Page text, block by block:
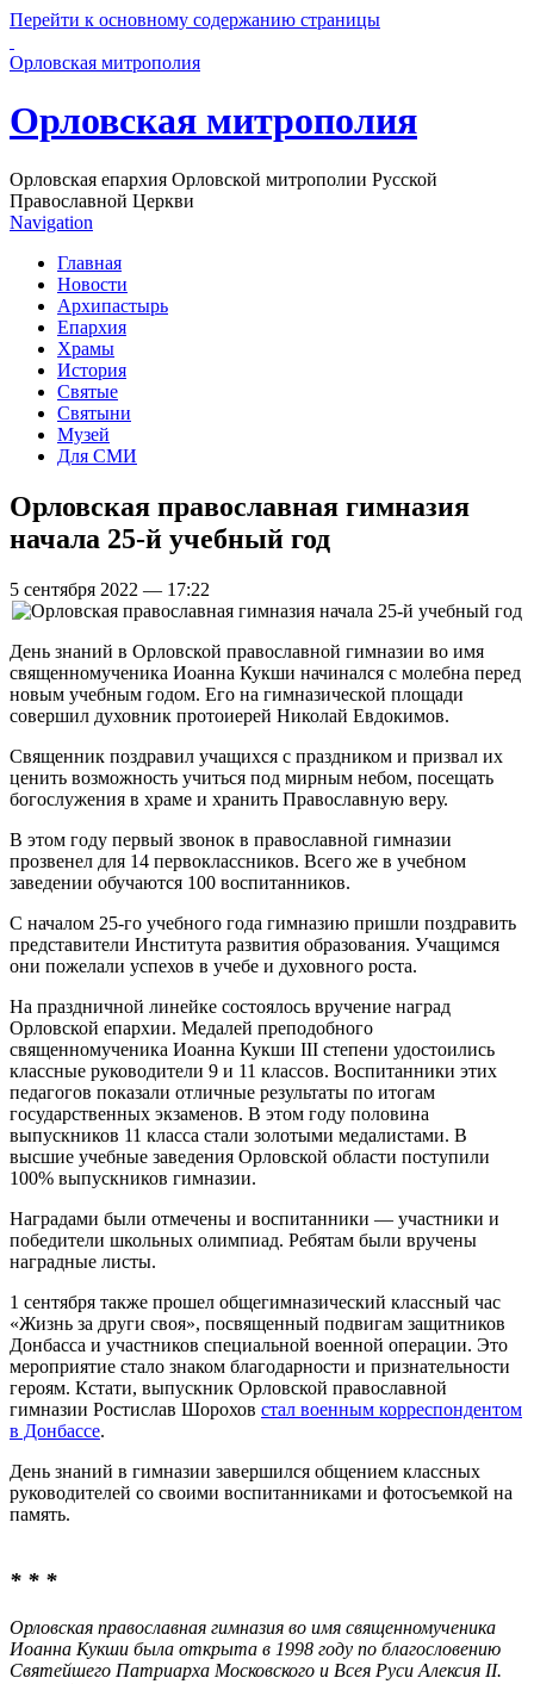
Перейти к основному содержанию страницы
Орловская митрополия
Орловская митрополия
Орловская епархия Орловской митрополии Русской
Православной Церкви
Navigation
Главная
Новости
Архипастырь
Епархия
Храмы
История
Святые
Святыни
Музей
Для СМИ
Орловская православная гимназия
начала 25-й учебный год
5 сентября 2022 — 17:22
День знаний в Орловской православной гимназии во имя
священномученика Иоанна Кукши начинался с молебна перед
новым учебным годом. Его на гимназической площади
совершил духовник протоиерей Николай Евдокимов.
Священник поздравил учащихся с праздником и призвал их
ценить возможность учиться под мирным небом, посещать
богослужения в храме и хранить Православную веру.
В этом году первый звонок в православной гимназии
прозвенел для 14 первоклассников. Всего же в учебном
заведении обучаются 100 воспитанников.
С началом 25-го учебного года гимназию пришли поздравить
представители Института развития образования. Учащимся
они пожелали успехов в учебе и духовного роста.
На праздничной линейке состоялось вручение наград
Орловской епархии. Медалей преподобного
священномученика Иоанна Кукши III степени удостоились
классные руководители 9 и 11 классов. Воспитанники этих
педагогов показали отличные результаты по итогам
государственных экзаменов. В этом году половина
выпускников 11 класса стали золотыми медалистами. В
высшие учебные заведения Орловской области поступили
100% выпускников гимназии.
Наградами были отмечены и воспитанники — участники и
победители школьных олимпиад. Ребятам были вручены
наградные листы.
1 сентября также прошел общегимназический классный час
«Жизнь за други своя», посвященный подвигам защитников
Донбасса и участников специальной военной операции. Это
мероприятие стало знаком благодарности и признательности
героям. Кстати, выпускник Орловской православной
гимназии Ростислав Шорохов стал военным корреспондентом
в Донбассе.
День знаний в гимназии завершился общением классных
руководителей со своими воспитанниками и фотосъемкой на
память.
* * *
Орловская православная гимназия во имя священномученика
Иоанна Кукши была открыта в 1998 году по благословению
Святейшего Патриарха Московского и Всея Руси Алексия II.